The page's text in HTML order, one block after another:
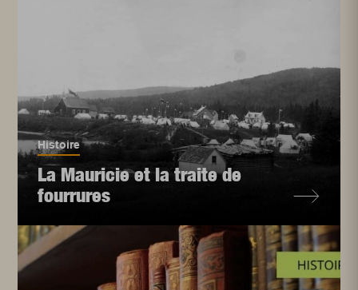
Histoire
La Mauricie et la traite de
fourrures